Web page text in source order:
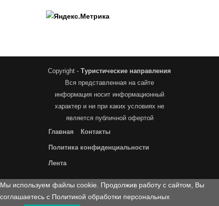
Copyright - Туристические направления
Вся представленная на сайте
информация носит информационный
характер и ни при каких условиях не
является публичной офертой
Главная
Контакты
Политика конфиденциальности
Лента
Мы используем файлы cookie. Продолжив работу с сайтом, Вы
соглашаетесь с Политикой обработки персональных